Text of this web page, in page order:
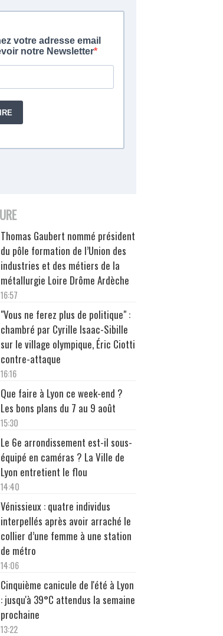
Thomas Gaubert nommé président
du pôle formation de l’Union des
industries et des métiers de la
métallurgie Loire Drôme Ardèche
16:57
"Vous ne ferez plus de politique" :
chambré par Cyrille Isaac-Sibille
sur le village olympique, Éric Ciotti
contre-attaque
16:16
Que faire à Lyon ce week-end ?
Les bons plans du 7 au 9 août
15:30
Le 6e arrondissement est-il sous-
équipé en caméras ? La Ville de
Lyon entretient le flou
14:40
Vénissieux : quatre individus
interpellés après avoir arraché le
collier d’une femme à une station
de métro
14:06
Cinquième canicule de l'été à Lyon
: jusqu'à 39°C attendus la semaine
prochaine
13:22